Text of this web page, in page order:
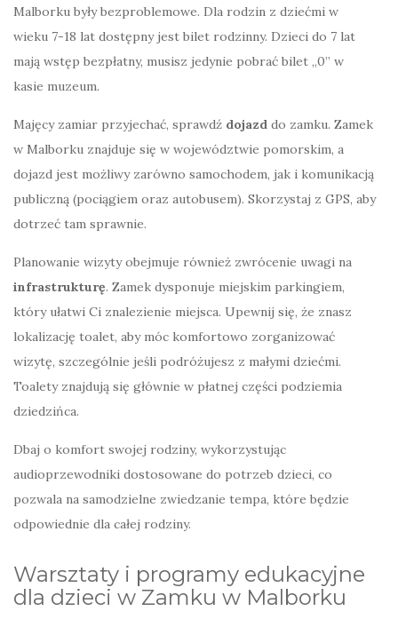
Malborku były bezproblemowe. Dla rodzin z dziećmi w
wieku 7-18 lat dostępny jest bilet rodzinny. Dzieci do 7 lat
mają wstęp bezpłatny, musisz jedynie pobrać bilet „0” w
kasie muzeum.
Majęcy zamiar przyjechać, sprawdź dojazd do zamku. Zamek
w Malborku znajduje się w województwie pomorskim, a
dojazd jest możliwy zarówno samochodem, jak i komunikacją
publiczną (pociągiem oraz autobusem). Skorzystaj z GPS, aby
dotrzeć tam sprawnie.
Planowanie wizyty obejmuje również zwrócenie uwagi na
infrastrukturę. Zamek dysponuje miejskim parkingiem,
który ułatwi Ci znalezienie miejsca. Upewnij się, że znasz
lokalizację toalet, aby móc komfortowo zorganizować
wizytę, szczególnie jeśli podróżujesz z małymi dziećmi.
Toalety znajdują się głównie w płatnej części podziemia
dziedzińca.
Dbaj o komfort swojej rodziny, wykorzystując
audioprzewodniki dostosowane do potrzeb dzieci, co
pozwala na samodzielne zwiedzanie tempa, które będzie
odpowiednie dla całej rodziny.
Warsztaty i programy edukacyjne
dla dzieci w Zamku w Malborku